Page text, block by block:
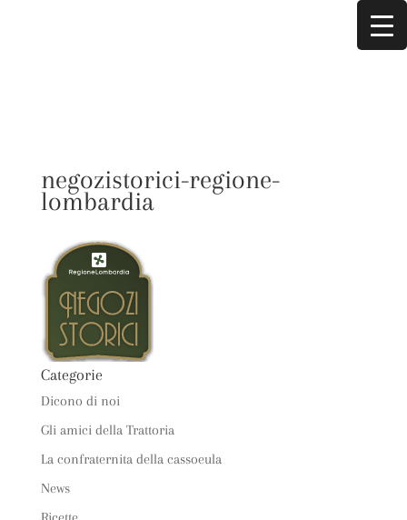
negozistorici-regione-
lombardia
Categorie
Dicono di noi
Gli amici della Trattoria
La confraternita della cassoeula
News